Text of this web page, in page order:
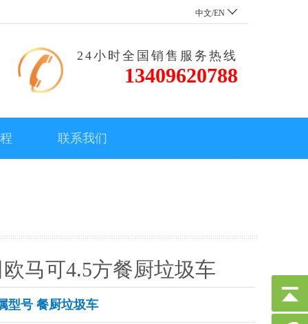
中文/EN
24小时全国销售服务热线
13409620788
联系我们
马可4.5方餐厨垃圾车
型号 餐厨垃圾车